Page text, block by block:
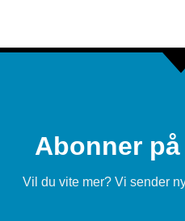
Abonner
Vil du vite mer? Vi sender